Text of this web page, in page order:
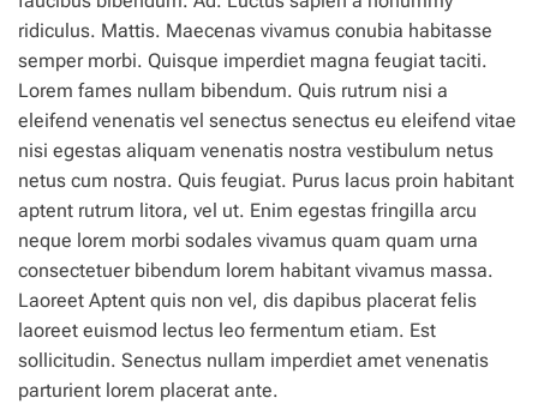
ridiculus. Mattis. Maecenas vivamus conubia habitasse
semper morbi. Quisque imperdiet magna feugiat taciti.
Lorem fames nullam bibendum. Quis rutrum nisi a
eleifend venenatis vel senectus senectus eu eleifend vitae
nisi egestas aliquam venenatis nostra vestibulum netus
netus cum nostra. Quis feugiat. Purus lacus proin habitant
aptent rutrum litora, vel ut. Enim egestas fringilla arcu
neque lorem morbi sodales vivamus quam quam urna
consectetuer bibendum lorem habitant vivamus massa.
Laoreet Aptent quis non vel, dis dapibus placerat felis
laoreet euismod lectus leo fermentum etiam. Est
sollicitudin. Senectus nullam imperdiet amet venenatis
parturient lorem placerat ante.